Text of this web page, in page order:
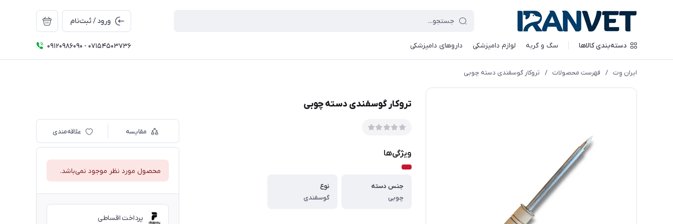
ورود / ثبت‌نام
دسته‌بندی کالاها سگ و گربه لوازم دامپزشکی داروهای دامپزشکی 09120986090 - 07154503736
ایران وِت / فهرست محصولات / تروکار گوسفندی دسته چوبی
تروکار گوسفندی دسته چوبی
ویژگی‌ها
جنس دسته
چوبی
نوع
گوسفندی
مقایسه علاقه‌مندی
محصول مورد نظر موجود نمی‌باشد.
پرداخت اقساطی